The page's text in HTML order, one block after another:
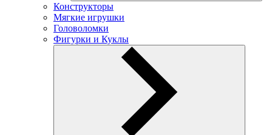
Конструкторы
Мягкие игрушки
Головоломки
Фигурки и Куклы